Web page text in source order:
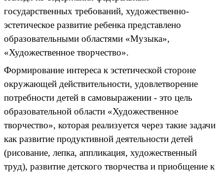
государственных требований, художественно-
эстетическое развитие ребенка представлено
образовательными областями «Музыка»,
«Художественное творчество».
Формирование интереса к эстетической стороне
окружающей действительности, удовлетворение
потребности детей в самовыражении - это цель
образовательной области «Художественное
творчество», которая реализуется через такие задачи
как развитие продуктивной деятельности детей
(рисование, лепка, аппликация, художественный
труд), развитие детского творчества и приобщение к